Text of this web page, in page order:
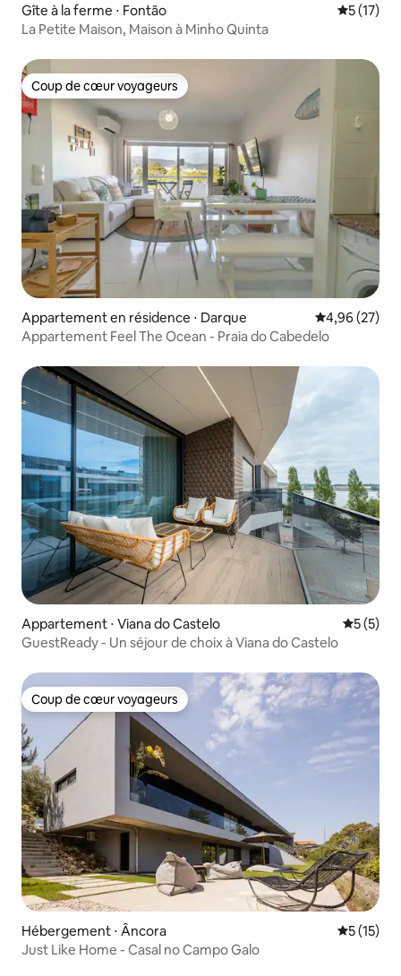
Gîte à la ferme ⋅ Fontão
5 (17)
La Petite Maison, Maison à Minho Quinta
Coup de cœur voyageurs
Coup de cœur voyageurs
Appartement en résidence ⋅ Darque Évaluation
4,96 (27)
Appartement Feel The Ocean - Praia do Cabedelo
Appartement ⋅ Viana do Castelo
5 (5)
GuestReady - Un séjour de choix à Viana do Castelo
Coup de cœur voyageurs
Coup de cœur voyageurs
Hébergement ⋅ Âncora
5 (15)
Just Like Home - Casal no Campo Galo